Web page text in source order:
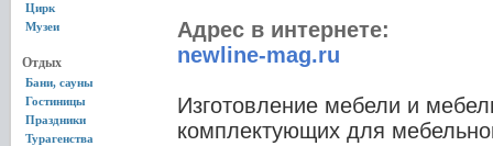
Цирк
Музеи
Отдых
Бани, сауны
Гостиницы
Праздники
Турагенства
Адрес в интернете:
newline-mag.ru
Изготовление мебели и
комплектующих для